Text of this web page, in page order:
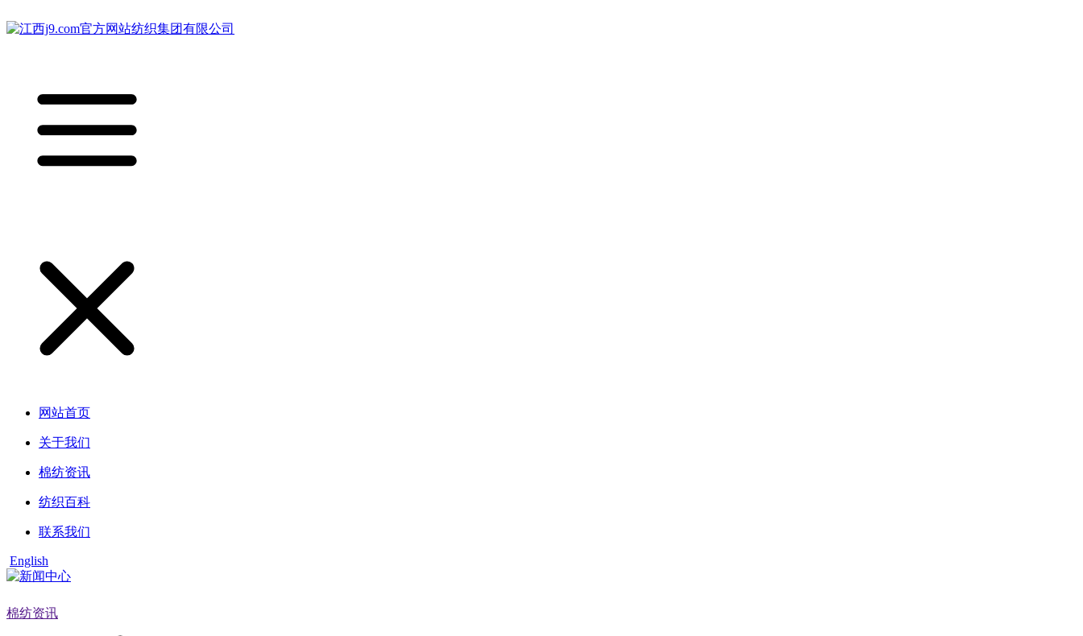
网站首页
关于我们
棉纺资讯
纺织百科
联系我们
English
棉纺资讯